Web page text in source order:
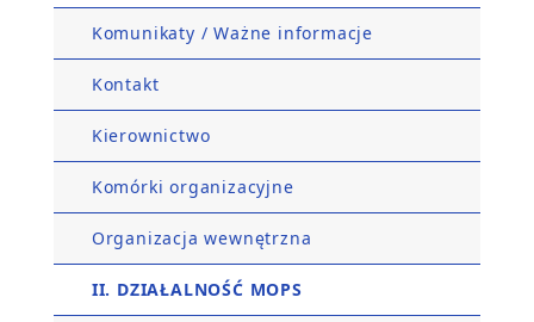
Komunikaty / Ważne informacje
Kontakt
Kierownictwo
Komórki organizacyjne
Organizacja wewnętrzna
II. DZIAŁALNOŚĆ MOPS